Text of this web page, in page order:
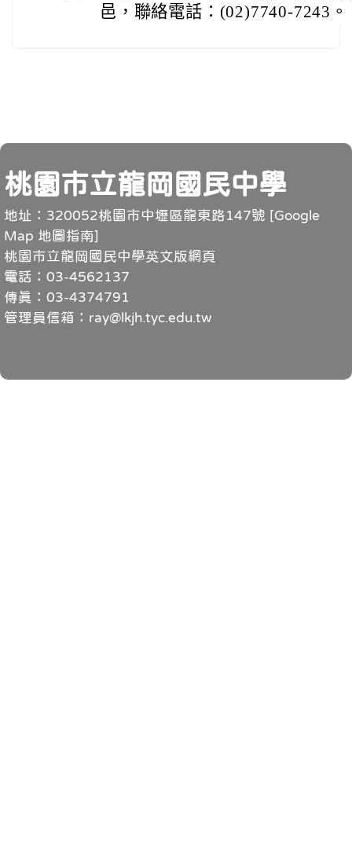
邑，聯絡電話：(02)7740-7243。
頁尾
桃園市立龍岡國民中學
地址：320052桃園市中壢區龍東路147號 [Google
Map 地圖指南]
桃園市立龍岡國民中學英文版網頁
電話：03-4562137
傳真：03-4374791
管理員信箱：ray@lkjh.tyc.edu.tw